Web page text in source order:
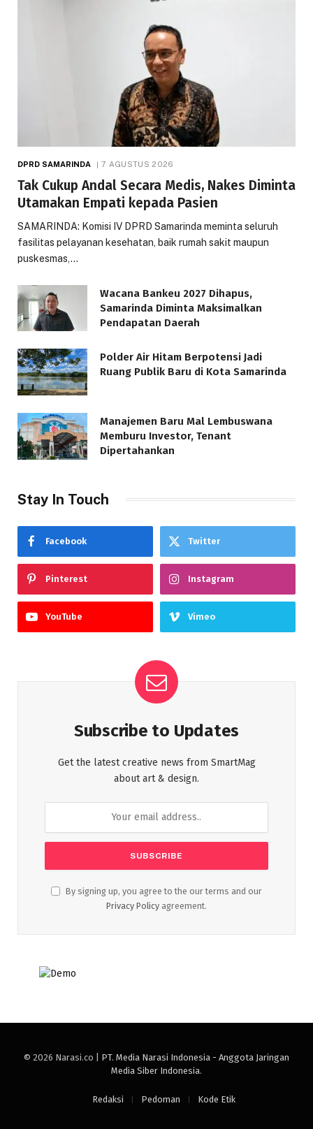
DPRD SAMARINDA 7 AGUSTUS 2026
Tak Cukup Andal Secara Medis, Nakes Diminta
Utamakan Empati kepada Pasien
SAMARINDA: Komisi IV DPRD Samarinda meminta seluruh
fasilitas pelayanan kesehatan, baik rumah sakit maupun
puskesmas,…
Wacana Bankeu 2027 Dihapus,
Samarinda Diminta Maksimalkan
Pendapatan Daerah
Polder Air Hitam Berpotensi Jadi
Ruang Publik Baru di Kota Samarinda
Manajemen Baru Mal Lembuswana
Memburu Investor, Tenant
Dipertahankan
Stay In Touch
Facebook Twitter
Pinterest Instagram
YouTube Vimeo
Subscribe to Updates
Get the latest creative news from SmartMag
about art & design.
By signing up, you agree to the our terms and our
Privacy Policy agreement.
© 2026 Narasi.co | PT. Media Narasi Indonesia - Anggota Jaringan
Media Siber Indonesia.
Redaksi Pedoman Kode Etik